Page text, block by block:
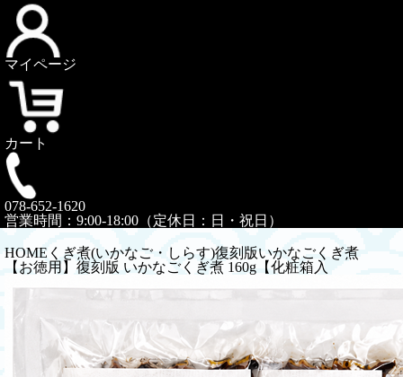
マイページ
カート
078-652-1620
営業時間：9:00-18:00（定休日：日・祝日）
HOME くぎ煮(いかなご・しらす)復刻版いかなごくぎ煮
【お徳用】復刻版 いかなごくぎ煮 160g【化粧箱入